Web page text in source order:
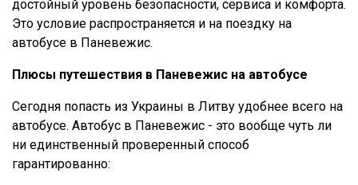
достойный уровень безопасности, сервиса и комфорта.
Это условие распространяется и на поездку на
автобусе в Паневежис.
Плюсы путешествия в Паневежис на автобусе
Сегодня попасть из Украины в Литву удобнее всего на
автобусе. Автобус в Паневежис - это вообще чуть ли
ни единственный проверенный способ
гарантированно: